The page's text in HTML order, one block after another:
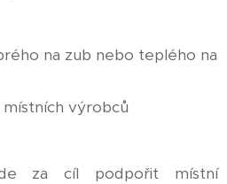
na zub nebo teplého na
výrobců
za cíl podpořit místní